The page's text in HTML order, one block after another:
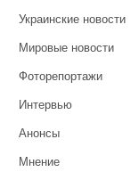
Украинские новости
Мировые новости
Фоторепортажи
Интервью
Анонсы
Мнение